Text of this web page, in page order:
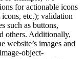
for actionable icons
etc.); validation
such as buttons,
others. Additionally,
website’s images and
object-